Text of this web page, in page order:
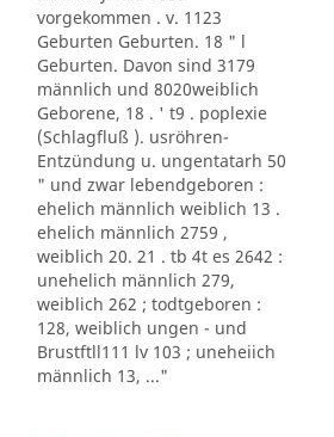
vorgekommen . v. 1123
Geburten Geburten. 18 " l
Geburten. Davon sind 3179
männlich und 8020weiblich
Geborene, 18 . ' t9 . poplexie
(Schlagfluß ). usröhren-
Entzündung u. ungentatarh 50
" und zwar lebendgeboren :
ehelich männlich weiblich 13 .
ehelich männlich 2759 ,
weiblich 20. 21 . tb 4t es 2642 :
unehelich männlich 279,
weiblich 262 ; todtgeboren :
128, weiblich ungen - und
Brustftll111 lv 103 ; uneheiich
männlich 13, ..."